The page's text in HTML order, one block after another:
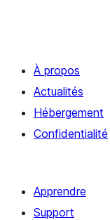
À propos
Actualités
Hébergement
Confidentialité
Apprendre
Support